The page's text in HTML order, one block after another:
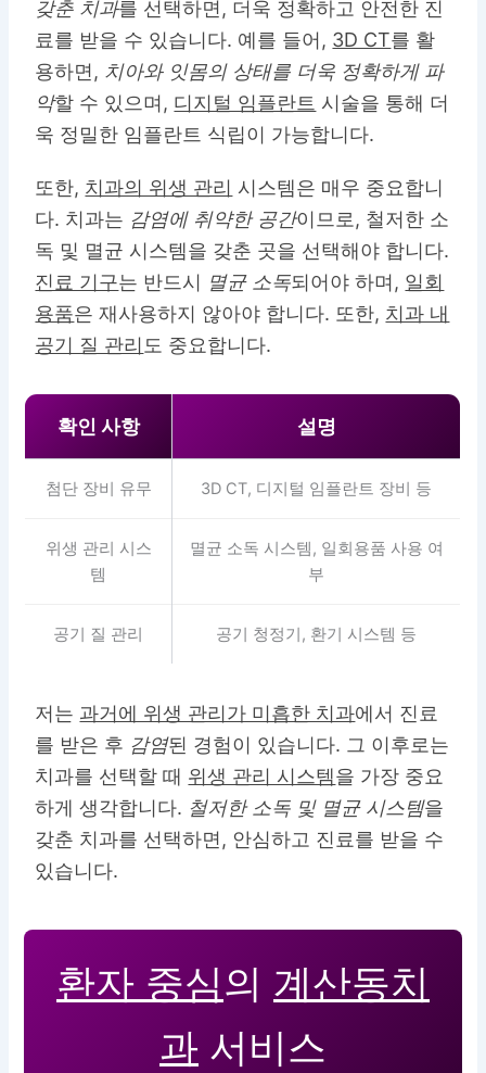
갖춘 치과를 선택하면, 더욱 정확하고 안전한 진
료를 받을 수 있습니다. 예를 들어, 3D CT를 활
용하면, 치아와 잇몸의 상태를 더욱 정확하게 파
악할 수 있으며, 디지털 임플란트 시술을 통해 더
욱 정밀한 임플란트 식립이 가능합니다.
또한, 치과의 위생 관리 시스템은 매우 중요합니
다. 치과는 감염에 취약한 공간이므로, 철저한 소
독 및 멸균 시스템을 갖춘 곳을 선택해야 합니다.
진료 기구는 반드시 멸균 소독되어야 하며, 일회
용품은 재사용하지 않아야 합니다. 또한, 치과 내
공기 질 관리 도 중요합니다.
확인 사항 설명
첨단 장비 유무 3D CT, 디지털 임플란트 장비 등
위생 관리 시스
템
멸균 소독 시스템, 일회용품 사용 여
부
공기 질 관리 공기 청정기, 환기 시스템 등
저는 과거에 위생 관리가 미흡한 치과에서 진료
를 받은 후 감염된 경험이 있습니다. 그 이후로는
치과를 선택할 때 위생 관리 시스템을 가장 중요
하게 생각합니다. 철저한 소독 및 멸균 시스템을
갖춘 치과를 선택하면, 안심하고 진료를 받을 수
있습니다.
환자 중심의 계산동치
과 서비스